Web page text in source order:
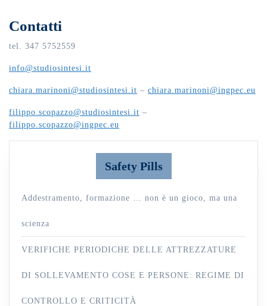
Contatti
tel. 347 5752559
info@studiosintesi.it
chiara.marinoni@studiosintesi.it – chiara.marinoni@ingpec.eu
filippo.scopazzo@studiosintesi.it –
filippo.scopazzo@ingpec.eu
Safety Pills
Addestramento, formazione … non è un gioco, ma una
scienza
VERIFICHE PERIODICHE DELLE ATTREZZATURE
DI SOLLEVAMENTO COSE E PERSONE: REGIME DI
CONTROLLO E CRITICITÀ